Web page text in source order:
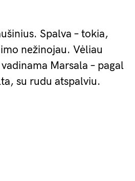
Spalva – tokia,
nežinojau. Vėliau
Marsala – pagal
su rudu atspalviu.